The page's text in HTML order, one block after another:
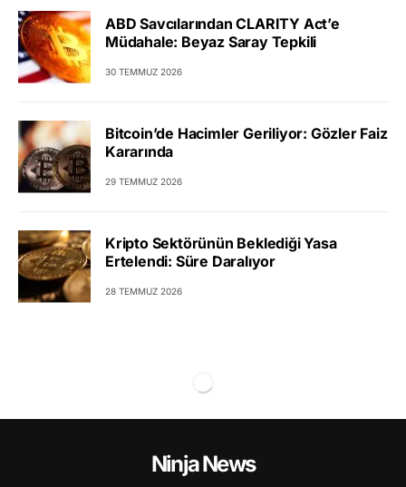
ABD Savcılarından CLARITY Act’e
Müdahale: Beyaz Saray Tepkili
30 TEMMUZ 2026
Bitcoin’de Hacimler Geriliyor: Gözler Faiz
Kararında
29 TEMMUZ 2026
Kripto Sektörünün Beklediği Yasa
Ertelendi: Süre Daralıyor
28 TEMMUZ 2026
Ninja News